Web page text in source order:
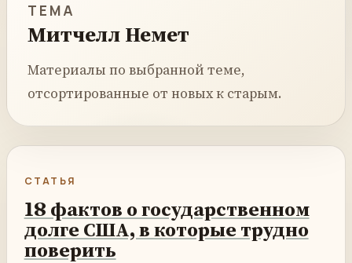
ТЕМА
Митчелл Немет
Материалы по выбранной теме,
отсортированные от новых к старым.
СТАТЬЯ
18 фактов о государственном
долге США, в которые трудно
поверить